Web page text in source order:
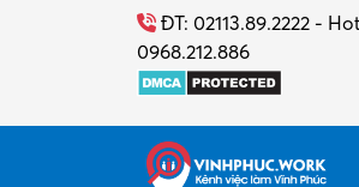
ĐT: 02113.89.2222 -
0968.212.886